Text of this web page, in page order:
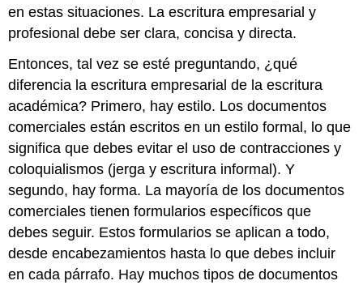
en estas situaciones. La escritura empresarial y
profesional debe ser clara, concisa y directa.
Entonces, tal vez se esté preguntando, ¿qué
diferencia la escritura empresarial de la escritura
académica? Primero, hay estilo. Los documentos
comerciales están escritos en un estilo formal, lo que
significa que debes evitar el uso de contracciones y
coloquialismos (jerga y escritura informal). Y
segundo, hay forma. La mayoría de los documentos
comerciales tienen formularios específicos que
debes seguir. Estos formularios se aplican a todo,
desde encabezamientos hasta lo que debes incluir
en cada párrafo. Hay muchos tipos de documentos